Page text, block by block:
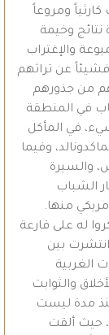
ومروعاً
نتائج وخيمة
والإغتراب
عن تراثهم
من جذورهم
في المنطقة
في المأكل
وفيما
والسيرة
الشباب
منها.
له على قارعة
بين
الغربية
والثوابت
مدة ليست
حيث ألقت